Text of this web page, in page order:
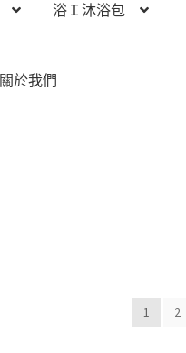
浴Ｉ沐浴包
關於我們
1 2